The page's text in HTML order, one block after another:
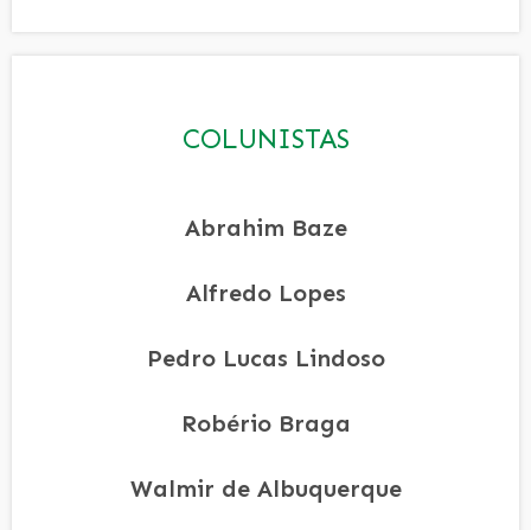
COLUNISTAS
Abrahim Baze
Alfredo Lopes
Pedro Lucas Lindoso
Robério Braga
Walmir de Albuquerque